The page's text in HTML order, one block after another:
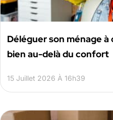
Déléguer son ménage à
bien au-delà du confort
15 Juillet 2026 À 16h39